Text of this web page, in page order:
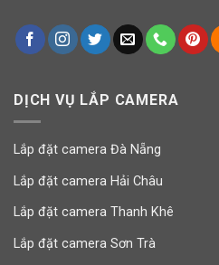
DỊCH VỤ LẮP CAMERA
Lắp đặt camera Đà Nẵng
Lắp đặt camera Hải Châu
Lắp đặt camera Thanh Khê
Lắp đặt camera Sơn Trà